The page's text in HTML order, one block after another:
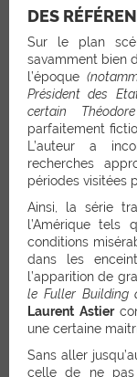
DES
Sur le plan
savamment bien
l’époque
Président des
certain
parfaitement
L’auteur a
recherches
périodes visitées
Ainsi, la série
l’Amérique
conditions
dans les
l’apparition de
le Fuller Building
Laurent Astier
une certaine
Sans aller
celle de ne pas